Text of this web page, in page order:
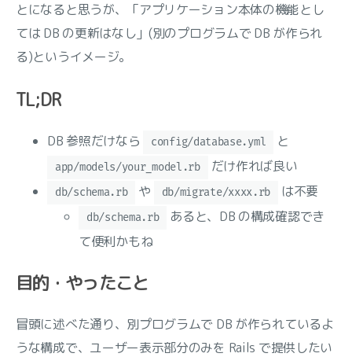
とになると思うが、「アプリケーション本体の機能とし
ては DB の更新はなし」(別のプログラムで DB が作られ
る)というイメージ。
TL;DR
DB 参照だけなら config/database.yml と
app/models/your_model.rb だけ作れば良い
db/schema.rb や db/migrate/xxxx.rb は不要
db/schema.rb
あると、DB の構成確認でき
て便利かもね
目的・やったこと
冒頭に述べた通り、別プログラムで DB が作られているよ
うな構成で、ユーザー表示部分のみを Rails で提供したい